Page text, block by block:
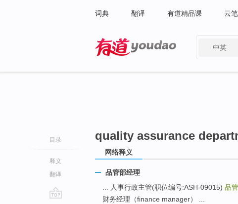
词典 翻译 有道精品课 云
中英
目录
释义
翻译
quality assurance
网络释义
品管部经理
... 人事行政主管(职位编号:ASH-09015) 品
财务经理（finance manager） ...